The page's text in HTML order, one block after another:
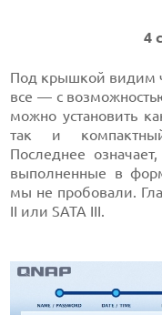
4
Под крышкой видим
все — с
можно установить
так и
Последнее
выполненные в
мы не пробовали.
II или SATA III.